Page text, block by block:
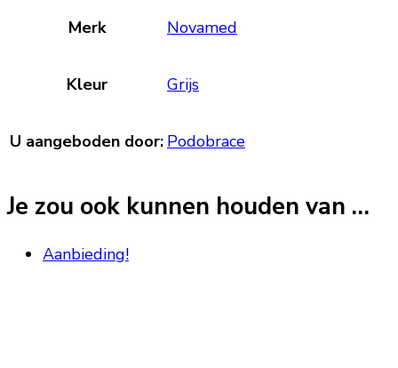
Merk Novamed
Kleur Grijs
U aangeboden door: Podobrace
Je zou ook kunnen houden van …
Aanbieding!